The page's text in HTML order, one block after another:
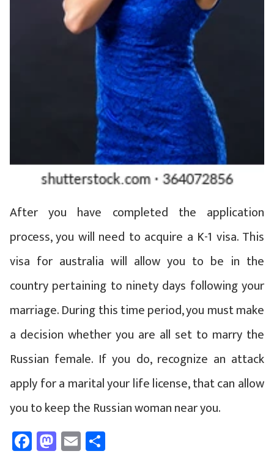
After you have completed the application
process, you will need to acquire a K-1 visa. This
visa for australia will allow you to be in the
country pertaining to ninety days following your
marriage. During this time period, you must make
a decision whether you are all set to marry the
Russian female. If you do, recognize an attack
apply for a marital your life license, that can allow
you to keep the Russian woman near you.
Facebook
Mastodon
Email